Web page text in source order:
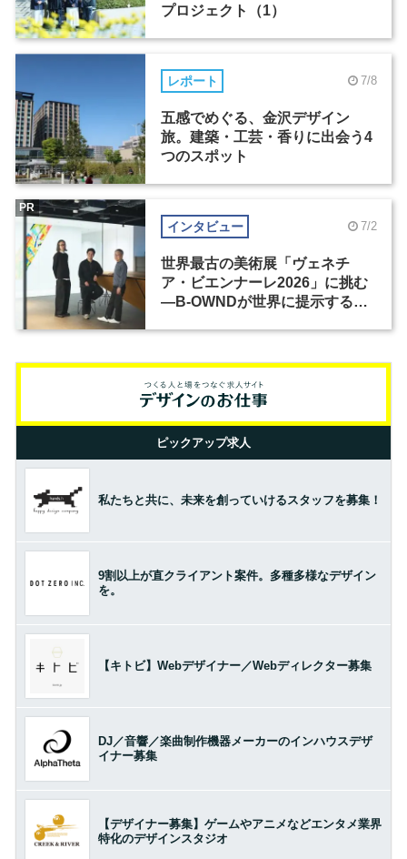
プロジェクト（1）
レポート 7/8
五感でめぐる、金沢デザイン
旅。建築・工芸・香りに出会う4
つのスポット
インタビュー 7/2
世界最古の美術展「ヴェネチ
ア・ビエンナーレ2026」に挑む
―B-OWNDが世界に提示する美
PR
ピックアップ求人
私たちと共に、未来を創っていけるスタッフを募集！
9割以上が直クライアント案件。多種多様なデザイン
を。
【キトビ】Webデザイナー／Webディレクター募集
DJ／音響／楽曲制作機器メーカーのインハウスデザ
イナー募集
【デザイナー募集】ゲームやアニメなどエンタメ業界
特化のデザインスタジオ